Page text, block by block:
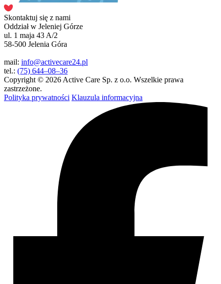
Skontaktuj się z nami
Oddział w Jeleniej Górze
ul. 1 maja 43 A/2
58-500 Jelenia Góra
mail: info@activecare24.pl
tel.: (75) 644–08–36
Copyright © 2026 Active Care Sp. z o.o. Wszelkie prawa
zastrzeżone.
Polityka prywatności Klauzula informacyjna